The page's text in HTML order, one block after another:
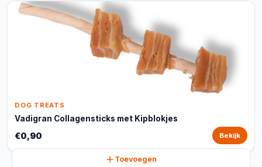
DOG TREATS
Vadigran Collagensticks met Kipblokjes
€0,90 Bekijk
Toevoegen